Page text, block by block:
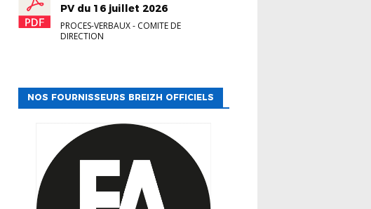
PV du 16 juillet 2026
PROCES-VERBAUX- COMITE DE
DIRECTION
NOS FOURNISSEURS BREIZH OFFICIELS